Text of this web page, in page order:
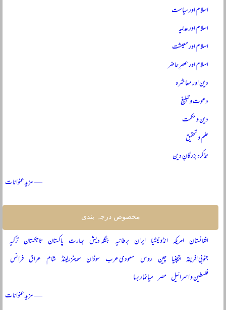
اسلام اور سیاست
اسلام اور عدلیہ
اسلام اور معیشت
اسلام اور عصرِ حاضر
دین اور معاشرہ
دعوت و تبلیغ
دین و حکمت
علم و تحقیق
تذکرہ بزرگانِ دین
— مزید عنوانات
مخصوص درجہ بندی
افغانستان امریکہ انڈونیشیا ایران برطانیہ بنگلہ دیش بھارت پاکستان تاجکستان ترکیہ
جنوبی افریقہ چیچنیا چین روس سعودی عرب سوڈان سویٹزرلینڈ شام عراق فرانس
فلسطین و اسرائیل مصر میانمار برما
— مزید عنوانات